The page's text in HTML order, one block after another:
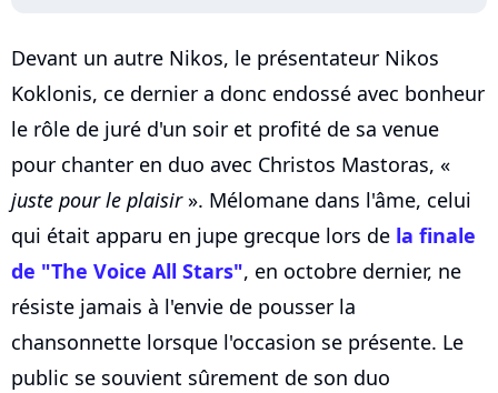
Devant un autre Nikos, le présentateur Nikos
Koklonis, ce dernier a donc endossé avec bonheur
le rôle de juré d'un soir et profité de sa venue
pour chanter en duo avec Christos Mastoras, «
juste pour le plaisir». Mélomane dans l'âme, celui
qui était apparu en jupe grecque lors de la finale
de "The Voice All Stars", en octobre dernier, ne
résiste jamais à l'envie de pousser la
chansonnette lorsque l'occasion se présente. Le
public se souvient sûrement de son duo